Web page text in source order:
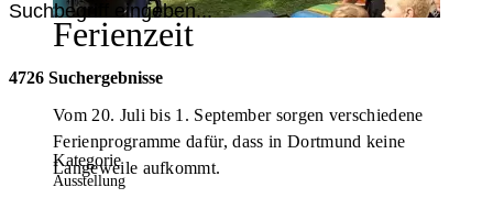
Ferienzeit
Vom 20. Juli bis 1. September sorgen verschiedene
Ferienprogramme dafür, dass in Dortmund keine
Langeweile aufkommt.
4726 Suchergebnisse
Kategorie
Ausstellung